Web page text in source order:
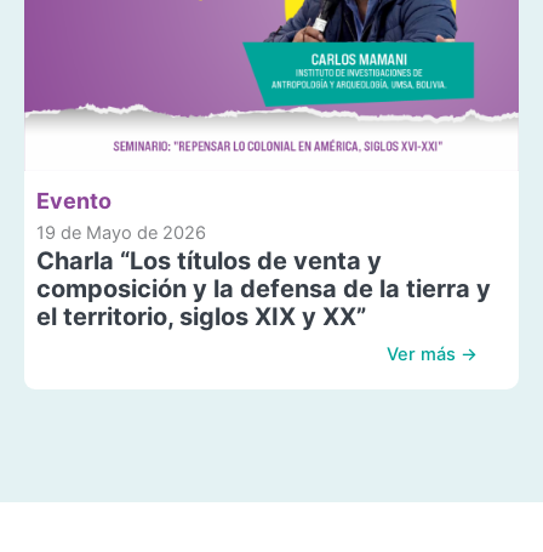
Evento
19 de Mayo de 2026
Charla “Los títulos de venta y
composición y la defensa de la tierra y
el territorio, siglos XIX y XX”
Ver más →